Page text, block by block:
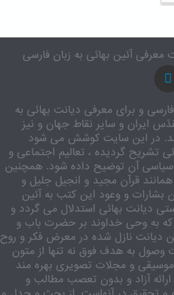
و برای معرفی دیانت بهائی به
ایران و سایر نقاط جهان و نیز
در این سایت کوشش می شود
تشریح گردیده ، تعالیم اجتماعی و
سیاسی آن توضیح داده شود. همچنین
قرآن مجید و انجیل جلیل و
بشارات و وعود این کتب به آئین
دیانت بهائی استدلال می گردد و
به وحی خداوند بر حضرت باب و
دیانت نازل شده در معرض فکر و روح
وصول به هدف فوق نه تنها از متون
موسیقی و مجلات تصویری بهره مند
آزاد و بدون تعصب مطالب و